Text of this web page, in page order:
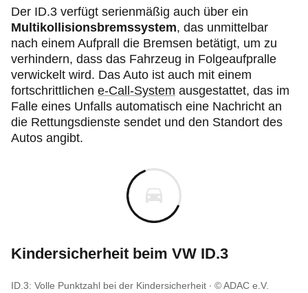
Der ID.3 verfügt serienmäßig auch über ein
Multikollisionsbremssystem, das unmittelbar
nach einem Aufprall die Bremsen betätigt, um zu
verhindern, dass das Fahrzeug in Folgeaufpralle
verwickelt wird. Das Auto ist auch mit einem
fortschrittlichen e-Call-System ausgestattet, das im
Falle eines Unfalls automatisch eine Nachricht an
die Rettungsdienste sendet und den Standort des
Autos angibt.
Kindersicherheit beim VW ID.3
ID.3: Volle Punktzahl bei der Kindersicherheit © ADAC e.V.